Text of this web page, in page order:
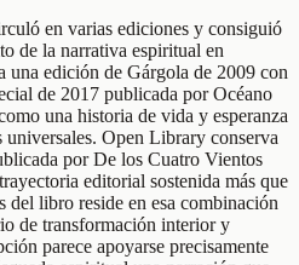
en varias ediciones y consiguió
de la narrativa espiritual en
una edición de Gárgola de 2009 con
de 2017 publicada por Océano
una historia de vida y esperanza
universales. Open Library conserva
por De los Cuatro Vientos
editorial sostenida más que
del libro reside en esa combinación
de transformación interior y
parece apoyarse precisamente